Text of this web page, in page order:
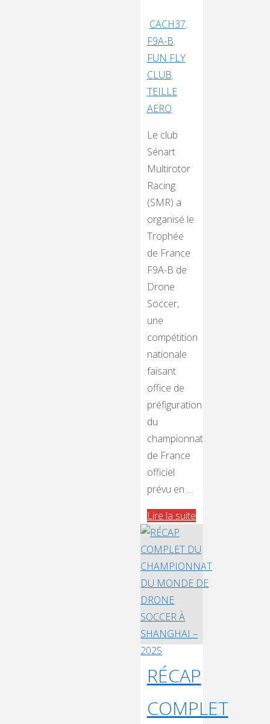
CACH37,
F9A-B,
FUN FLY
CLUB,
TEILLE
AERO
Le club
Sénart
Multirotor
Racing
(SMR) a
organisé le
Trophée
de France
F9A-B de
Drone
Soccer,
une
compétition
nationale
faisant
office de
préfiguration
du
championnat
de France
officiel
prévu en …
Lire la suite"Trophée
France
F9A-
B"
RÉCAP
COMPLET